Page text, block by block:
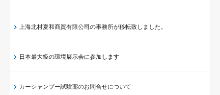
上海北村夏和商貿有限公司の事務所が移転致しました。
日本最大級の環境展示会に参加します
カーシャンプー試験薬のお問合せについて